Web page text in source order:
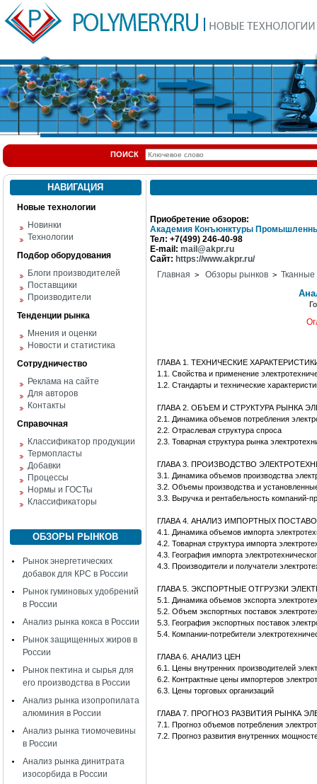
ПОИСК
НАВИГАЦИЯ
Новые технологии
Новинки
Технологии
Подбор оборудования
Блоги производителей
Поставщики
Производители
Тенденции рынка
Мнения и оценки
Новости и статистика
Сотрудничество
Реклама на сайте
Для авторов
Контакты
Справочная
Классификатор продукции
Термопласты
Добавки
Процессы
Нормы и ГОСТы
Классификаторы
ОБЗОРЫ РЫНКОВ
Рынок энергетических
добавок для КРС в России
Рынок гуминовых удобрений
в России
Анализ рынка кокса в России
Рынок защищенных жиров в
России
Рынок пектина и сырья для
его производства в России
Анализ рынка изопропилата
алюминия в России
Анализ рынка тиомочевины
в России
Анализ рынка динитрата
изосорбида в России
Приобретение обзоров:
Академия Конъюнктуры
Тел: +7(499) 246-40-98
E-mail: mail@akpr.ru
Сайт: https://www.akpr.ru/
Главная > Обзоры рынков >
ГЛАВА 1. ТЕХНИЧЕСКИЕ
1.1. Свойства и применение
1.2. Стандарты и технические
ГЛАВА 2. ОБЪЕМ И СТРУКТУРА РЫНКА
2.1. Динамика объемов потребления
2.2. Отраслевая структура спроса
2.3. Товарная структура рынка
ГЛАВА 3. ПРОИЗВОДСТВО
3.1. Динамика объемов производства
3.2. Объемы производства и
3.3. Выручка и рентабельность компаний-
ГЛАВА 4. АНАЛИЗ ИМПОРТНЫХ
4.1. Динамика объемов импорта
4.2. Товарная структура импорта
4.3. География импорта
4.3. Производители и получатели
ГЛАВА 5. ЭКСПОРТНЫЕ ОТГРУЗКИ
5.1. Динамика объемов экспорта
5.2. Объем экспортных поставок
5.3. География экспортных поставок
5.4. Компании-потребители
ГЛАВА 6. АНАЛИЗ ЦЕН
6.1. Цены внутренних производителей
6.2. Контрактные цены импортеров
6.3. Цены торговых организаций
ГЛАВА 7. ПРОГНОЗ РАЗВИТИЯ РЫНКА
7.1. Прогноз объемов потребления
7.2. Прогноз развития внутренних